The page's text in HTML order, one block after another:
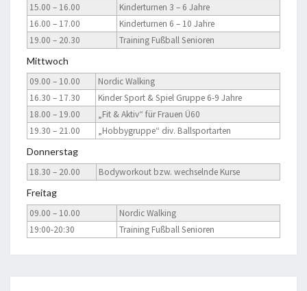
15.00 – 16.00
Kinderturnen 3 – 6 Jahre
16.00 – 17.00
Kinderturnen 6 – 10 Jahre
19.00 – 20.30
Training Fußball Senioren
Mittwoch
09.00 – 10.00
Nordic Walking
16.30 – 17.30
Kinder Sport & Spiel Gruppe 6-9 Jahre
18.00 – 19.00
„Fit & Aktiv“ für Frauen Ü60
19.30 – 21.00
„Hobbygruppe“ div. Ballsportarten
Donnerstag
18.30 – 20.00
Bodyworkout bzw. wechselnde Kurse
Freitag
09.00 – 10.00
Nordic Walking
19:00-20:30
Training Fußball Senioren